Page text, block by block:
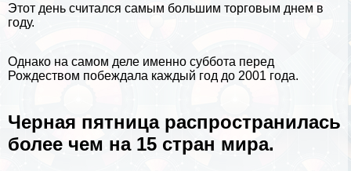
Этот день считался самым большим торговым днем ​​в
году.
Однако на самом деле именно суббота перед
Рождеством побеждала каждый год до 2001 года.
Черная пятница распространилась
более чем на 15 стран мира.